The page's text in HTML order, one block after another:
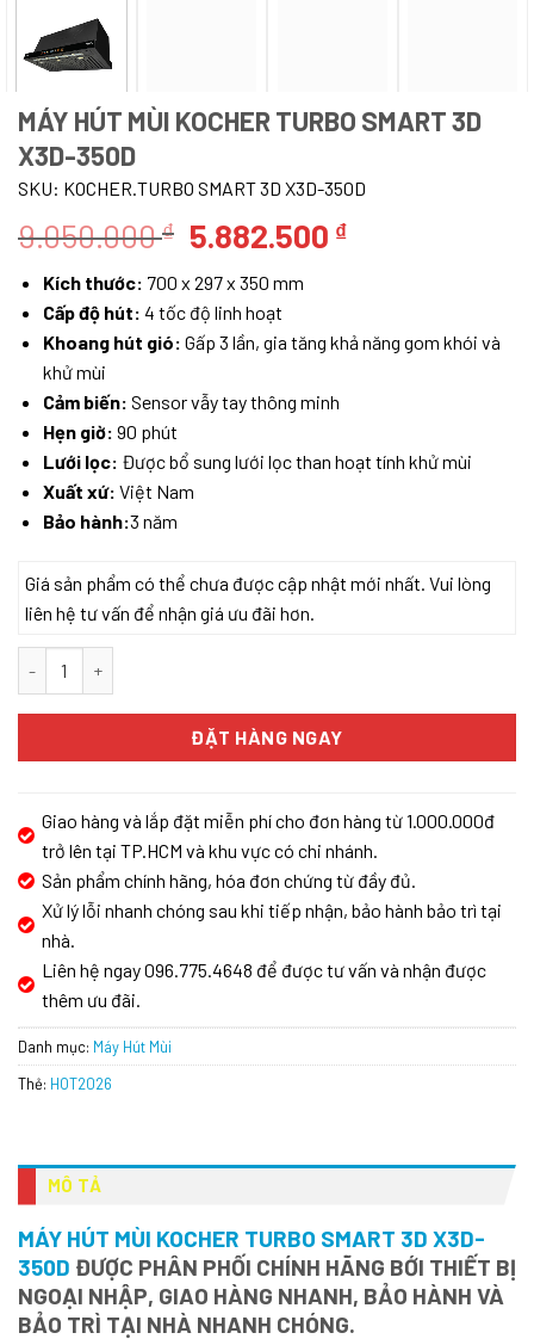
MÁY HÚT MÙI KOCHER TURBO SMART 3D
X3D-350D
SKU: KOCHER.TURBO SMART 3D X3D-350D
9.050.000₫ Giá
là:
9.050.000 ₫.
5.882.500 ₫Giá
là:
5.882.500 ₫.
Kích thước: 700 x 297 x 350 mm
Cấp độ hút: 4 tốc độ linh hoạt
Khoang hút gió: Gấp 3 lần, gia tăng khả năng gom khói và
khử mùi
Cảm biến: Sensor vẫy tay thông minh
Hẹn giờ: 90 phút
Lưới lọc: Được bổ sung lưới lọc than hoạt tính khử mùi
Xuất xứ: Việt Nam
Bảo hành:3 năm
Giá sản phẩm có thể chưa được cập nhật mới nhất. Vui lòng
liên hệ tư vấn để nhận giá ưu đãi hơn.
ĐẶT HÀNG NGAY
Giao hàng và lắp đặt miễn phí cho đơn hàng từ 1.000.000đ
trở lên tại TP.HCM và khu vực có chi nhánh.
Sản phẩm chính hãng, hóa đơn chứng từ đầy đủ.
Xử lý lỗi nhanh chóng sau khi tiếp nhận, bảo hành bảo trì tại
nhà.
Liên hệ ngay 096.775.4648 để được tư vấn và nhận được
thêm ưu đãi.
Danh mục: Máy Hút Mùi
Thẻ: HOT2026
MÔ TẢ
MÁY HÚT MÙI KOCHER TURBO SMART 3D X3D-
350D ĐƯỢC PHÂN PHỐI CHÍNH HÃNG BỚI THIẾT BỊ
NGOẠI NHẬP, GIAO HÀNG NHANH, BẢO HÀNH VÀ
BẢO TRÌ TẠI NHÀ NHANH CHÓNG.